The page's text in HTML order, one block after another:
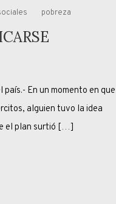
pobreza
En un momento en que
alguien tuvo la idea
el plan surtió […]